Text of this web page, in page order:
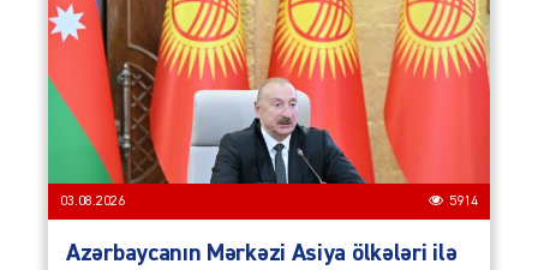
03.08.2026 5914
Azərbaycanın Mərkəzi Asiya ölkələri ilə